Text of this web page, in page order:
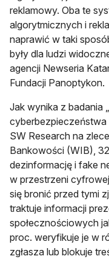
reklamowy. Oba te
algorytmicznych i
naprawić w taki
były dla ludzi
agencji Newseria
Fundacji Panoptykon.
Jak wynika z badania
SW Research na
Bankowości (WIB),
dezinformację i fake
w przestrzeni
się bronić przed tymi
traktuje informacji
społecznościowych
proc. weryfikuje je w
zgłasza lub blokuje